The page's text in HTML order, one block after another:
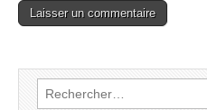
Rechercher :